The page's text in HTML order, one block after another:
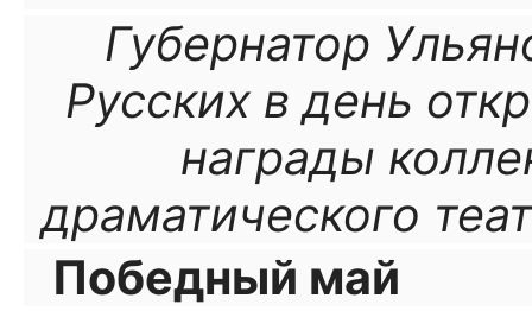
Губернатор
Русских в день
награды
драматического
Победный май